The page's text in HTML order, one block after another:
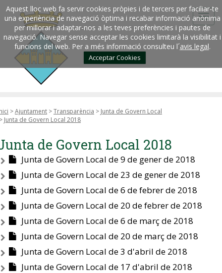
Aquest lloc web fa servir cookies pròpies i de tercers per faciliar-te
una experiència de navegació òptima i recabar informació anònima
per millorar i adaptar-nos a les teves preferències i pautes de
navegació. Navegar sense acceptar les cookies limitarà la visibilitat i
funcions del web. Per a més informació consulteu l´avis legal.
Acceptar Cookies
>Ajuntament >Transparència > Junta de Govern Local
Junta de Govern Local 2018
de Govern Local 2018
Junta de Govern Local de 9 de gener de 2018
Junta de Govern Local de 23 de gener de 2018
Junta de Govern Local de 6 de febrer de 2018
Junta de Govern Local de 20 de febrer de 2018
Junta de Govern Local de 6 de març de 2018
Junta de Govern Local de 20 de març de 2018
Junta de Govern Local de 3 d'abril de 2018
Junta de Govern Local de 17 d'abril de 2018